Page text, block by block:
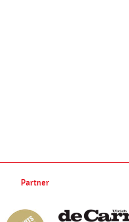
Partner